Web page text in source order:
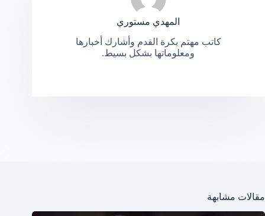
المهدي مستوري
كاتب مهتم بكرة القدم وأشارك أخبارها
ومعلوماتها بشكل بسيط.
مقالات مشابهة